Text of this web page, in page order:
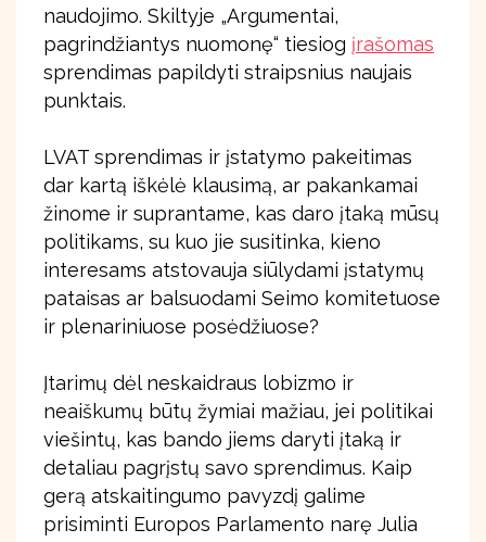
naudojimo. Skiltyje „Argumentai,
pagrindžiantys nuomonę“ tiesiog įrašomas
sprendimas papildyti straipsnius naujais
punktais.
LVAT sprendimas ir įstatymo pakeitimas
dar kartą iškėlė klausimą, ar pakankamai
žinome ir suprantame, kas daro įtaką mūsų
politikams, su kuo jie susitinka, kieno
interesams atstovauja siūlydami įstatymų
pataisas ar balsuodami Seimo komitetuose
ir plenariniuose posėdžiuose?
Įtarimų dėl neskaidraus lobizmo ir
neaiškumų būtų žymiai mažiau, jei politikai
viešintų, kas bando jiems daryti įtaką ir
detaliau pagrįstų savo sprendimus. Kaip
gerą atskaitingumo pavyzdį galime
prisiminti Europos Parlamento narę Julia